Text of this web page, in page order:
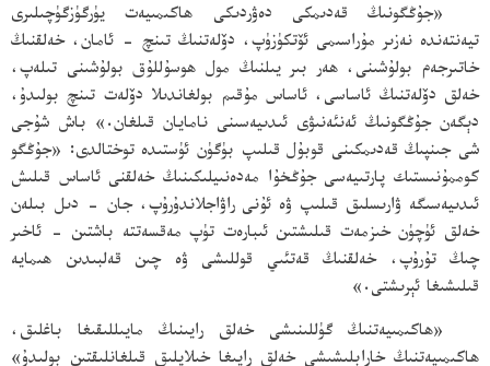
«جۇڭگونىڭ قەدىمكى دەۋردىكى ھاكىمىيەت يۈرگۈزگۈچىلىرى
تيەنتەندە نەزىر مۇراسىمى ئۆتكۈزۈپ، دۆلەتنىڭ تىنچ - ئامان، خەلقنىڭ
خاتىرجەم بولۇشىنى، ھەر بىر يىلنىڭ مول ھوسۇللۇق بولۇشىنى تىلەپ،
خەلق دۆلەتنىڭ ئاساسى، ئاساس مۇقىم بولغاندىلا دۆلەت تىنچ بولىدۇ،
دېگەن جۇڭگونىڭ ئەنئەنىۋى ئىدىيەسىنى نامايان قىلغان.» باش شۇجى
شى جىنپىڭ قەدىمكىنى قوبۇل قىلىپ بۈگۈن ئۈستىدە توختالدى: «جۇڭگو
كوممۇنىستىك پارتىيەسى جۇڭخۇا مەدەنىيلىكىنىڭ خەلقنى ئاساس قىلىش
ئىدىيەسىگە ۋارىسلىق قىلىپ ۋە ئۇنى راۋاجلاندۇرۇپ، جان - دىل بىلەن
خەلق ئۈچۈن خىزمەت قىلىشتىن ئىبارەت تۈپ مەقسەتتە باشتىن - ئاخىر
چىڭ تۇرۇپ، خەلقنىڭ قەتئىي قوللىشى ۋە چىن قەلبىدىن ھىمايە
قىلىشىغا ئېرىشتى.»
«ھاكىمىيەتنىڭ گۈللىنىشى خەلق رايىنىڭ مايىللىقىغا باغلىق،
ھاكىمىيەتنىڭ خارابلىشىشى خەلق رايىغا خىلاپلىق قىلغانلىقتىن بولىدۇ»